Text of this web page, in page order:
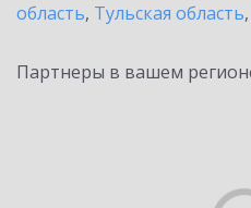
область, Тульская область,
Партнеры в вашем